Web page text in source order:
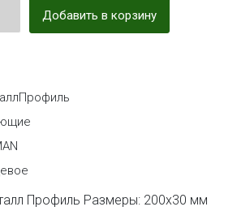
Добавить в корзину
Профиль Размеры: 200х30 мм